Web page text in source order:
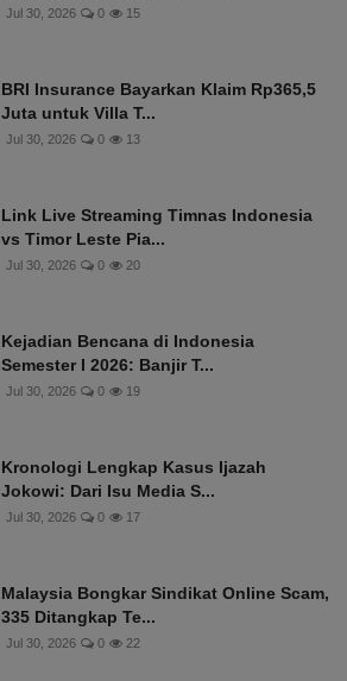
Jul 30, 2026 0 15
BRI Insurance Bayarkan Klaim Rp365,5
Juta untuk Villa T...
Jul 30, 2026 0 13
Link Live Streaming Timnas Indonesia
vs Timor Leste Pia...
Jul 30, 2026 0 20
Kejadian Bencana di Indonesia
Semester I 2026: Banjir T...
Jul 30, 2026 0 19
Kronologi Lengkap Kasus Ijazah
Jokowi: Dari Isu Media S...
Jul 30, 2026 0 17
Malaysia Bongkar Sindikat Online Scam,
335 Ditangkap Te...
Jul 30, 2026 0 22